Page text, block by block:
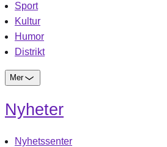
Sport
Kultur
Humor
Distrikt
Mer
Nyheter
Nyhetssenter